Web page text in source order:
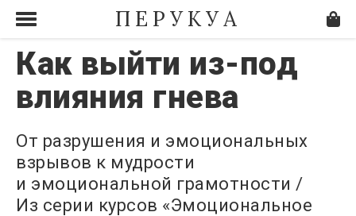
ПЕРУКУА
Как выйти из-под
влияния гнева
От разрушения и эмоциональных
взрывов к мудрости
и эмоциональной грамотности /
Из серии курсов «Эмоциональное